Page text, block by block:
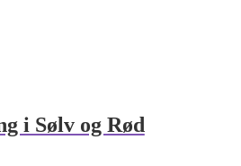
i Sølv og Rød